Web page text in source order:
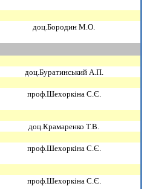
доц.Бородин М.О.
доц.Буратинський А.П.
проф.Шехоркiна С.Є.
доц.Крамаренко Т.В.
проф.Шехоркiна С.Є.
проф.Шехоркiна С.Є.